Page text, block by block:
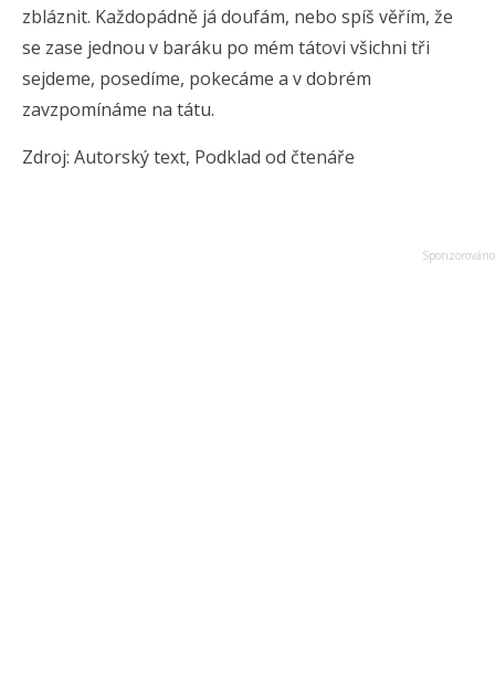
zbláznit. Každopádně já doufám, nebo spíš věřím, že
se zase jednou v baráku po mém tátovi všichni tři
sejdeme, posedíme, pokecáme a v dobrém
zavzpomínáme na tátu.
Zdroj: Autorský text, Podklad od čtenáře